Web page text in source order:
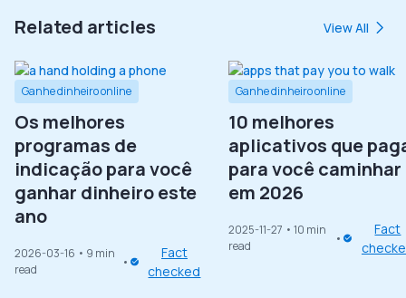
Related articles View All
Ganhe dinheiro online
Os melhores
programas de
indicação para você
ganhar dinheiro este
ano
2026-03-16 • 9 min
read
Fact
checked
Ganhe dinheiro online
10 melhores
aplicativos que
para você caminhar
em 2026
2025-11-27 • 10 min
read
Fact